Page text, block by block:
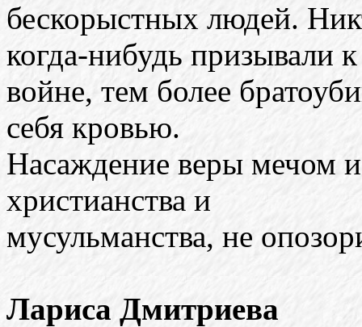
бескорыстных людей.
когда-нибудь призывали к
войне, тем более
себя кровью.
Насаждение веры мечом
христианства и
мусульманства, не
Лариса Дмитриева